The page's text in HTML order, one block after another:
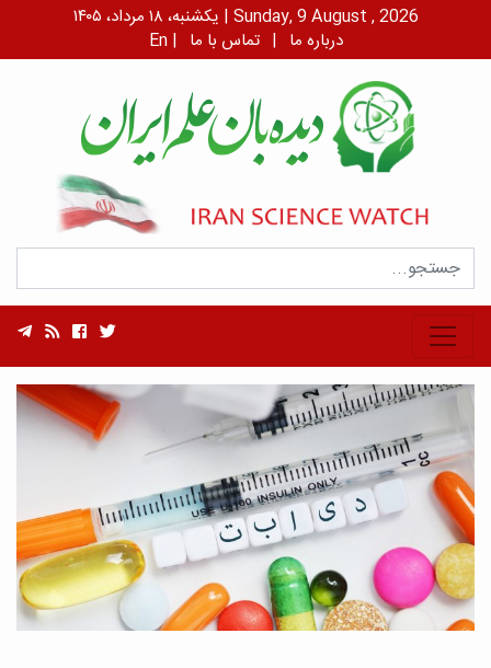
یکشنبه، ۱۸ مرداد، ۱۴۰۵ | Sunday, 9 August , 2026
En | درباره ما | تماس با ما